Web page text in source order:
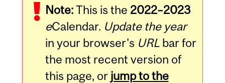
Note:This is the 2022–2023
eCalendar. Update the year
in your browser's URLbar for
the most recent version of
this page, or jump to the